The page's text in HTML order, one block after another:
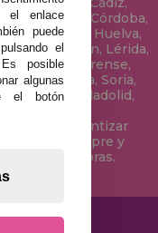
Ciudad Real, Córdoba,
Guipúzcoa, Huelva,
Palmas, Leon, Lérida,
Navarra, Orense,
Sevilla, Soria,
Valencia, Valladolid,
para garantizar
siempre y
de las 18 horas.
el enlace
puede
el
posible
algunas
el botón